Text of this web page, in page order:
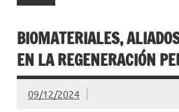
BIOMATERIALES,
EN LA REGENERACIÓN
09/12/2024